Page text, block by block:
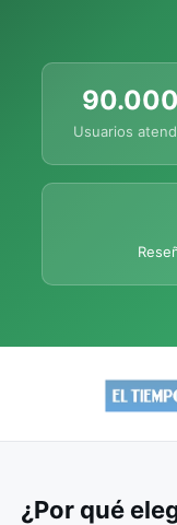
Usuarios
¿Por qué